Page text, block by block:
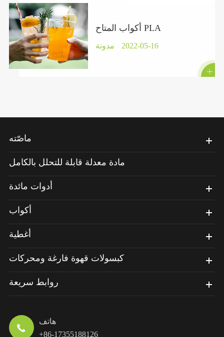
أكواب المتاح PLA
مدونة 2022-05-16

ماصّته
مادة معدلة قابلة للتحلل بالكامل
أدوات مائدة
أكواب
أغطية
كبسولات قهوة فارغة ومحركات
روابط سريعة

هاتف
+86-17355188126